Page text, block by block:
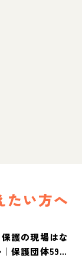
たい方へ
護の現場はな
保護団体59団